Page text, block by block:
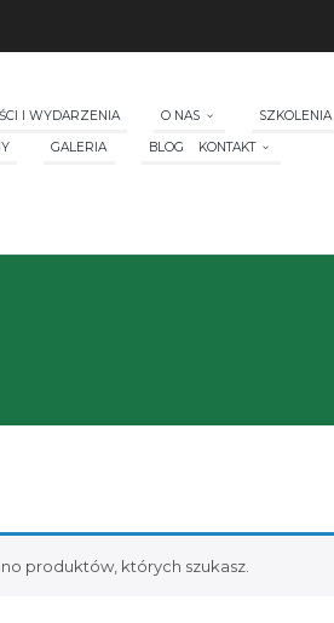
I WYDARZENIA O NAS SZKOLENIA
GALERIA BLOG KONTAKT
produktów, których szukasz.